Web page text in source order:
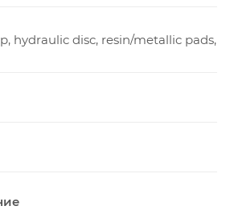
hydraulic disc, resin/metallic pads,